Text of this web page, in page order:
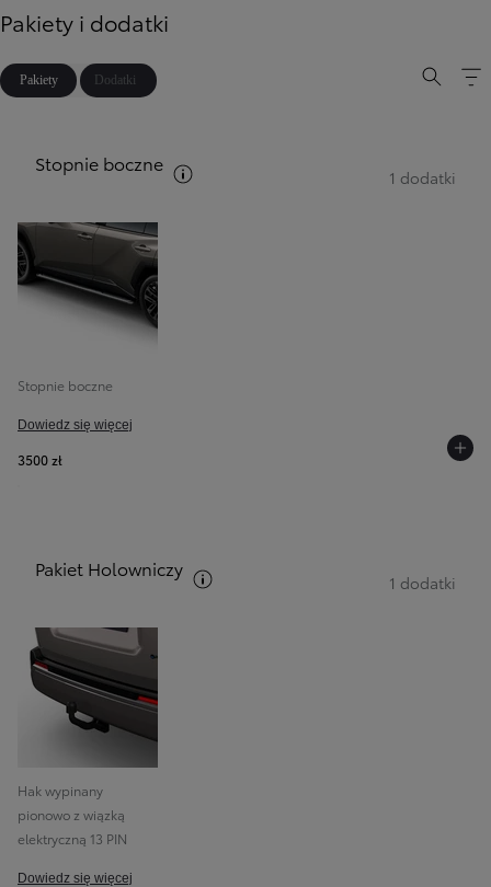
Pakiety i dodatki
Pakiety Dodatki
Stopnie boczne
1 dodatki
Stopnie boczne
Dowiedz się więcej
3500 zł
Pakiet Holowniczy
1 dodatki
Hak wypinany
pionowo z wiązką
elektryczną 13 PIN
Dowiedz się więcej